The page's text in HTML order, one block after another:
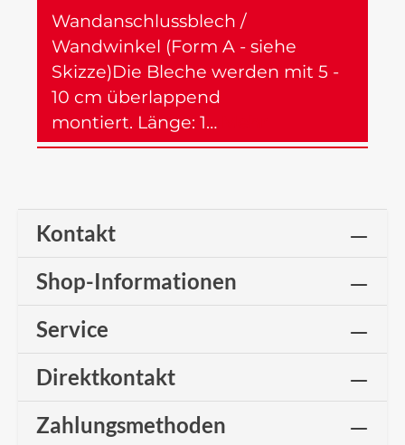
Wandanschlussblech /
Wandwinkel (Form A - siehe
Skizze)Die Bleche werden mit 5 -
10 cm überlappend
montiert. Länge: 1…
Kontakt
Shop-Informationen
Service
Direktkontakt
Zahlungsmethoden